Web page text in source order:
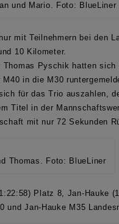
und Mario. Foto: BlueLiner
mit Teilnehmern bei den
10 Kilometer.
Thomas Pyschik hatten sich
M40 in die M30
für das Trio auszahlen,
Titel in der
mit nur 72 Sekunden
Thomas. Foto: BlueLiner
Platz 8, Jan-Hauke
und Jan-Hauke M35